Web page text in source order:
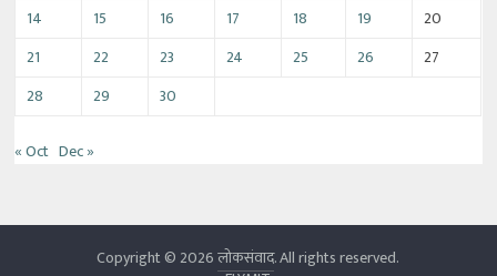
14
15 16 17 18 19
20
21
22 23 24 25 26
27
28
29 30
« Oct Dec »
Copyright © 2026लोकसंवाद. All rights reserved.